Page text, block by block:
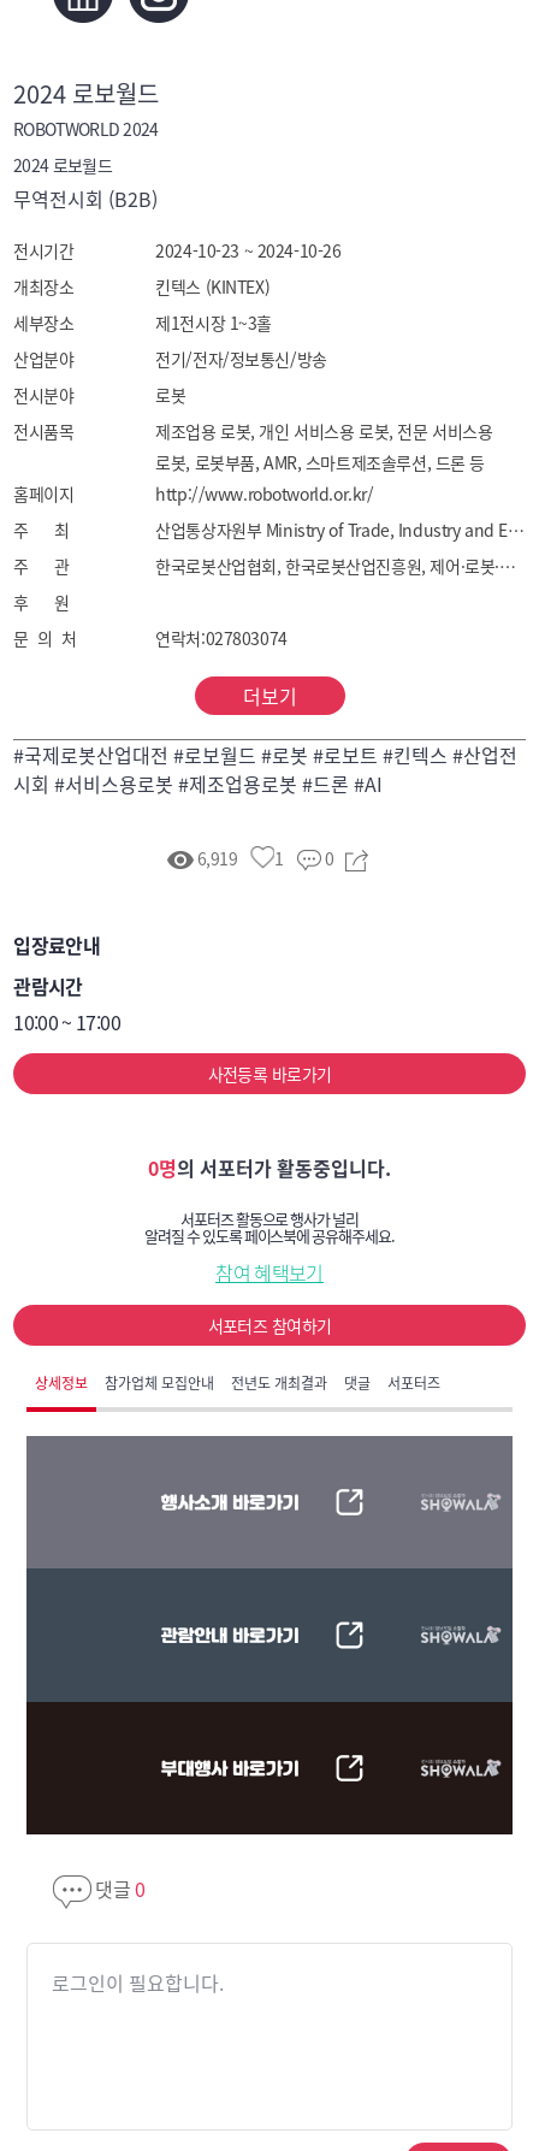
2024 로보월드
ROBOTWORLD 2024
2024 로보월드
무역전시회 (B2B)
전시기간
2024-10-23 ~ 2024-10-26
개최장소
킨텍스 (KINTEX)
세부장소
제1전시장 1~3홀
산업분야
전기/전자/정보통신/방송
전시분야
로봇
전시품목
제조업용 로봇, 개인 서비스용 로봇, 전문 서비스용
로봇, 로봇부품, AMR, 스마트제조솔루션, 드론 등
홈페이지
http://www.robotworld.or.kr/
주 최
산업통상자원부 Ministry of Trade, Industry and Energy
주 관
한국로봇산업협회, 한국로봇산업진흥원, 제어·로봇·시스템학회
후 원
문 의 처
연락처:027803074
더보기
#국제로봇산업대전 #로보월드 #로봇 #로보트 #킨텍스 #산업전
시회 #서비스용로봇 #제조업용로봇 #드론 #AI
6,919 1 0
입장료안내
관람시간
10:00 ~ 17:00
사전등록 바로가기
0명의 서포터가 활동중입니다.
서포터즈 활동으로 행사가 널리
알려질 수 있도록 페이스북에 공유해주세요.
참여 혜택보기
서포터즈 참여하기
상세정보 참가업체 모집안내 전년도 개최결과 댓글 서포터즈
댓글0
로그인이 필요합니다.